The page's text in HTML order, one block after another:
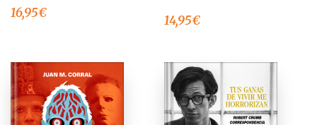
16,95€ 14,95€